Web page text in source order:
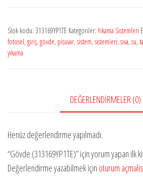
Stok kodu: 313169YP1TE Kategoriler: Yıkama Sistemleri
fotosel, giriş, gövde, pisuvar, sistem, sistemleri, sıva, su,
yıkama
DEĞERLENDIRMELER (0)
Henüz değerlendirme yapılmadı.
“Gövde (313169YP1TE)” için yorum yapan ilk
Değerlendirme yazabilmek için oturum